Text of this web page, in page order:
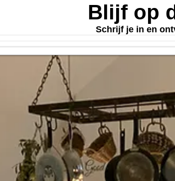
Blijf op
Schrijf je in en